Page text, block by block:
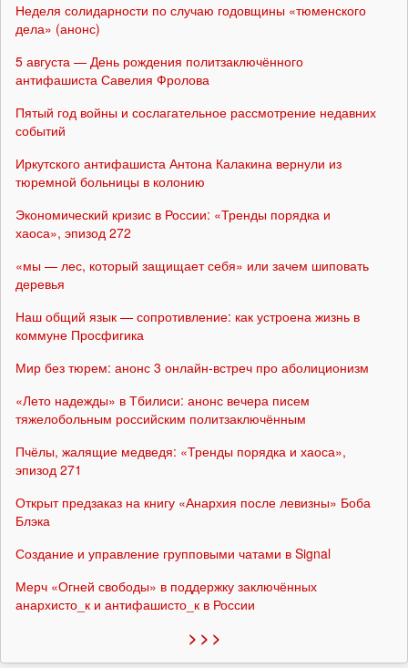
Неделя солидарности по случаю годовщины «тюменского
дела» (анонс)
5 августа — День рождения политзаключённого
антифашиста Савелия Фролова
Пятый год войны и сослагательное рассмотрение недавних
событий
Иркутского антифашиста Антона Калакина вернули из
тюремной больницы в колонию
Экономический кризис в России: «Тренды порядка и
хаоса», эпизод 272
«мы — лес, который защищает себя» или зачем шиповать
деревья
Наш общий язык — сопротивление: как устроена жизнь в
коммуне Просфигика
Мир без тюрем: анонс 3 онлайн-встреч про аболиционизм
«Лето надежды» в Тбилиси: анонс вечера писем
тяжелобольным российским политзаключённым
Пчёлы, жалящие медведя: «Тренды порядка и хаоса»,
эпизод 271
Открыт предзаказ на книгу «Анархия после левизны» Боба
Блэка
Создание и управление групповыми чатами в Signal
Мерч «Огней свободы» в поддержку заключённых
анархисто_к и антифашисто_к в России
> > >